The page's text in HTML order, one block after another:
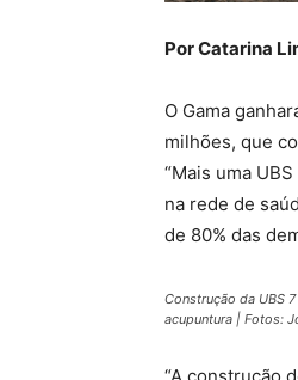
Por Catarina
O Gama
milhões, que
“Mais uma
na rede de
de 80% das
Construção da UBS
acupuntura | Fotos: